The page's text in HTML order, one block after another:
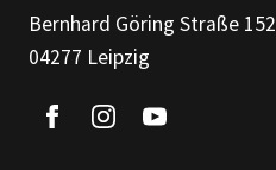
Bernhard Göring Straße 152
04277 Leipzig